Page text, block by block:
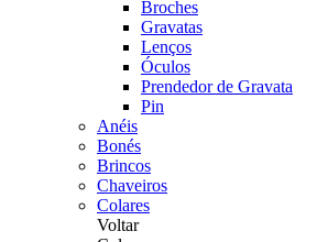
Broches
Gravatas
Lenços
Óculos
Prendedor de Gravata
Pin
Anéis
Bonés
Brincos
Chaveiros
Colares
Voltar